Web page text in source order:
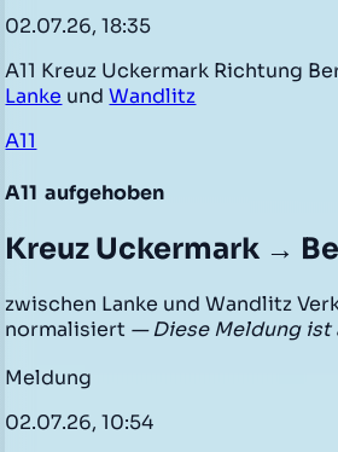
02.07.26, 18:35
A11 Kreuz Uckermark Richtung
Lanke undWandlitz
A11
A11 aufgehoben
Kreuz Uckermark →
zwischen Lanke und Wandlitz
normalisiert — Diese Meldung ist
Meldung
02.07.26, 10:54